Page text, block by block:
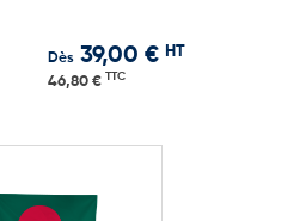
Dès 39,00 € HT
46,80 € TTC